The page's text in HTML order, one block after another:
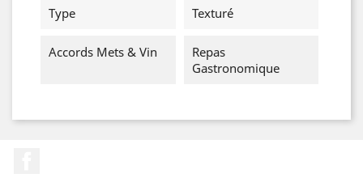
Type Texturé
Accords Mets & Vin
Repas
Gastronomique